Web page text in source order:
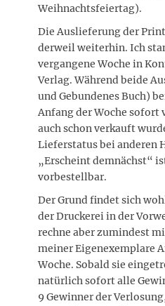
Weihnachtsfeiertag).
Die Auslieferung der
derweil weiterhin. Ich
vergangene Woche in
Verlag. Während beide
und Gebundenes Buch)
Anfang der Woche sofort
auch schon verkauft
Lieferstatus bei anderen
„Erscheint demnächst“
vorbestellbar.
Der Grund findet sich
der Druckerei in der
rechne aber zumindest
meiner Eigenexemplare
Woche. Sobald sie
natürlich sofort alle
9 Gewinner der